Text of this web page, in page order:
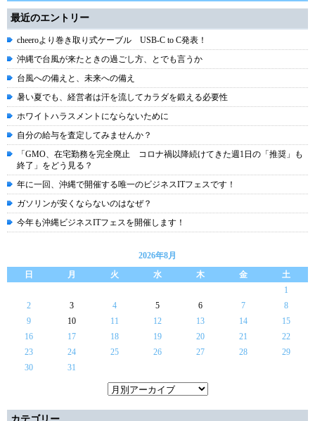
最近のエントリー
cheeroより巻き取り式ケーブル USB-C to C発表！
沖縄で台風が来たときの過ごし方、とでも言うか
台風への備えと、未来への備え
暑い夏でも、経営者は汗を流してカラダを鍛える必要性
ホワイトハラスメントにならないために
自分の給与を査定してみませんか？
「GMO、在宅勤務を完全廃止 コロナ禍以降続けてきた週1日の「推奨」も
終了」をどう見る？
年に一回、沖縄で開催する唯一のビジネスITフェスです！
ガソリンが安くならないのはなぜ？
今年も沖縄ビジネスITフェスを開催します！
2026年8月
日
月 火 水 木 金
土
1
2
3 4 5 6 7
8
9
10 11 12 13 14
15
16
17 18 19 20 21
22
23
24 25 26 27 28
29
30
31